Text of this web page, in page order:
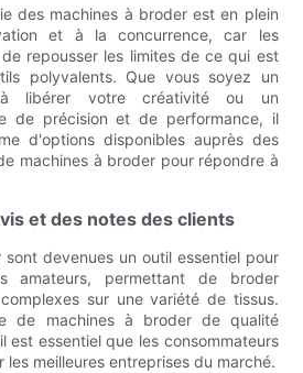
des machines à broder est en plein
et à la concurrence, car les
repousser les limites de ce qui est
polyvalents. Que vous soyez un
à libérer votre créativité ou un
de précision et de performance, il
d'options disponibles auprès des
machines à broder pour répondre à
et des notes des clients
devenues un outil essentiel pour
amateurs, permettant de broder
sur une variété de tissus.
de machines à broder de qualité
est essentiel que les consommateurs
les meilleures entreprises du marché.